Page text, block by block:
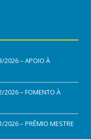
2026 – APOIO À
2026 – FOMENTO À
2026 – PRÊMIO MESTRE